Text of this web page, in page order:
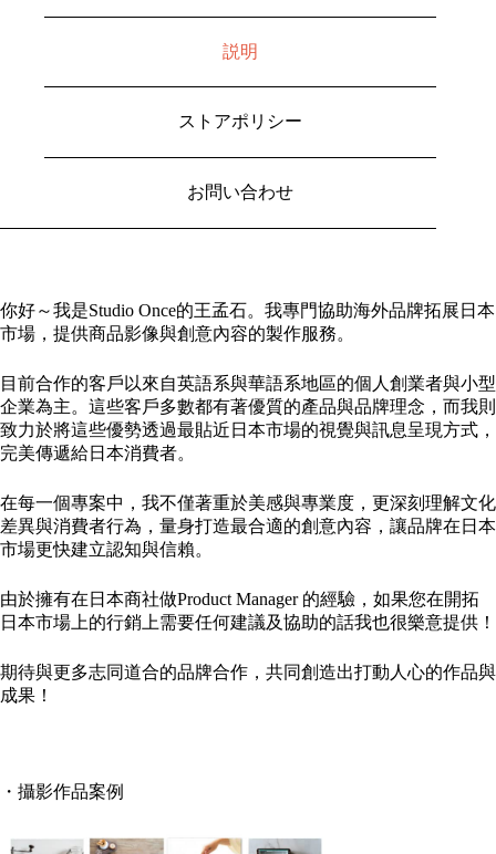
説明
ストアポリシー
お問い合わせ
你好～我是Studio Once的王孟石。我專門協助海外品牌拓展日本
市場，提供商品影像與創意內容的製作服務。
目前合作的客戶以來自英語系與華語系地區的個人創業者與小型
企業為主。這些客戶多數都有著優質的產品與品牌理念，而我則
致力於將這些優勢透過最貼近日本市場的視覺與訊息呈現方式，
完美傳遞給日本消費者。
在每一個專案中，我不僅著重於美感與專業度，更深刻理解文化
差異與消費者行為，量身打造最合適的創意內容，讓品牌在日本
市場更快建立認知與信賴。
由於擁有在日本商社做Product Manager 的經驗，如果您在開拓
日本市場上的行銷上需要任何建議及協助的話我也很樂意提供！
期待與更多志同道合的品牌合作，共同創造出打動人心的作品與
成果！
・攝影作品案例